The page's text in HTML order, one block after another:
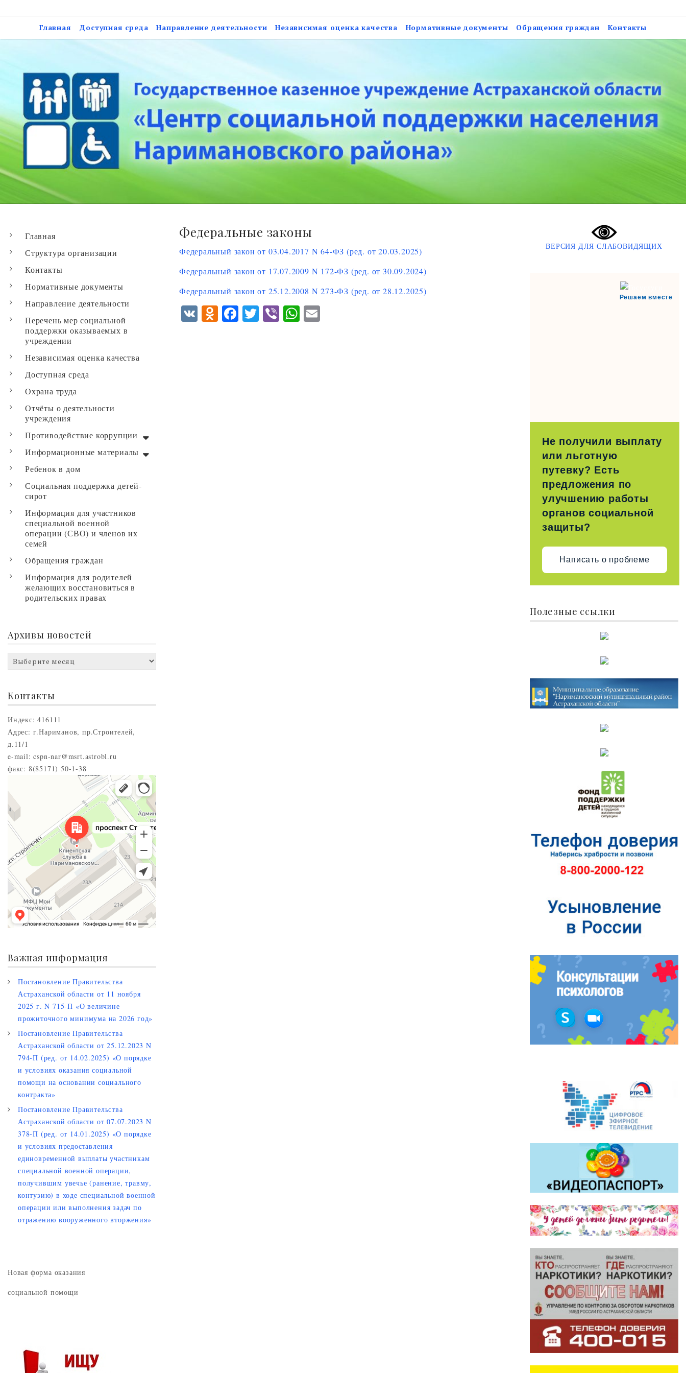
to
Государственное казенное учреждение Астраханской области «Центр
социальной поддержки населения Наримановского района»
Главная Доступная среда Направление деятельности Независимая оценка качества Нормативные документы Обращения граждан Контакты
Федеральные законы
Федеральный закон от 03.04.2017 N 64-ФЗ (ред. от 20.03.2025)
Федеральный закон от 17.07.2009 N 172-ФЗ (ред. от 30.09.2024)
Федеральный закон от 25.12.2008 N 273-ФЗ (ред. от 28.12.2025)
V O F T V W
Главная
Структура организации
Контакты
Нормативные документы
Направление деятельности
Перечень мер социальной
поддержки оказываемых в
учреждении
Независимая оценка качества
Доступная среда
Охрана труда
Отчёты о деятельности
учреждения
Противодействие коррупции
Информационные материалы
Ребенок в дом
Социальная поддержка детей-
сирот
Информация для участников
специальной военной
операции (СВО) и членов их
семей
Обращения граждан
Информация для родителей
желающих восстановиться в
родительских правах
Архивы новостей
Архивы
новостей
Контакты
Индекс: 416111
Адрес: г.Нариманов, пр.Строителей,
д.11/1
e-mail: cspn-nar@msrt.astrobl.ru
факс: 8(85171) 50-1-38
Проспект Строителей, 5 — Яндекс.Карты
Важная информация
Постановление Правительства
Астраханской области от 11 ноября
2025 г. N 715-П «О величине
прожиточного минимума на 2026 год»
Постановление Правительства
Астраханской области от 25.12.2023 N
794-П (ред. от 14.02.2025) «О порядке
и условиях оказания социальной
помощи на основании социального
контракта»
Постановление Правительства
Астраханской области от 07.07.2023 N
378-П (ред. от 14.01.2025) «О порядке
и условиях предоставления
единовременной выплаты участникам
специальной военной операции,
получившим увечье (ранение, травму,
контузию) в ходе специальной военной
операции или выполнения задач по
отражению вооруженного вторжения»
Новая форма оказания
социальной помощи
ВЕРСИЯ ДЛЯ СЛАБОВИДЯЩИХ
Решаем вместе
Не получили выплату
или льготную
путевку? Есть
предложения по
улучшению работы
органов социальной
защиты?
Написать о проблеме
Полезные ссылки